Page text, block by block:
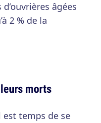
âgées
2 % de la
morts
est temps de se